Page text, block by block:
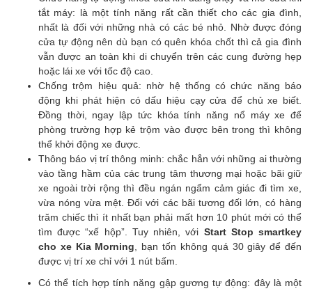
tắt máy: là một tính năng rất cần thiết cho các gia đình,
nhất là đối với những nhà có các bé nhỏ. Nhờ được đóng
cửa tự động nên dù bạn có quên khóa chốt thì cả gia đình
vẫn được an toàn khi di chuyển trên các cung đường hẹp
hoặc lái xe với tốc độ cao.
Chống trộm hiệu quả: nhờ hệ thống có chức năng báo
động khi phát hiện có dấu hiệu cạy cửa để chủ xe biết.
Đồng thời, ngay lập tức khóa tính năng nổ máy xe để
phòng trường hợp kẻ trộm vào được bên trong thì không
thể khởi động xe được.
Thông báo vị trí thông minh: chắc hẳn với những ai thường
vào tầng hầm của các trung tâm thương mại hoặc bãi giữ
xe ngoài trời rộng thì đều ngán ngẩm cảm giác đi tìm xe,
vừa nóng vừa mệt. Đối với các bãi tương đối lớn, có hàng
trăm chiếc thì ít nhất bạn phải mất hơn 10 phút mới có thể
tìm được “xế hộp”. Tuy nhiên, với Start Stop smartkey
cho xe Kia Morning , bạn tốn không quá 30 giây để đến
được vị trí xe chỉ với 1 nút bấm.
Có thể tích hợp tính năng gập gương tự động: đây là một